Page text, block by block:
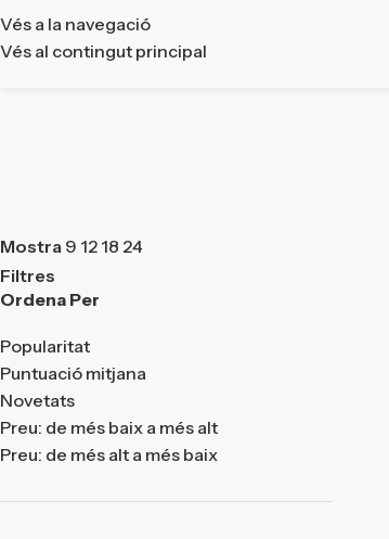
Vés a la navegació
Vés al contingut principal
Mostra 9 12 18 24
Filtres
Ordena Per
Popularitat
Puntuació mitjana
Novetats
Preu: de més baix a més alt
Preu: de més alt a més baix